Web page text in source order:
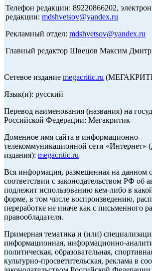
Телефон редакции: 89220866202,
редакции: mdshvetsov@yandex.ru
Рекламный отдел: mdshvetsov@yandex.ru
Главный редактор Швецов Максим
Сетевое издание megacritic.ru
Язык(и): русский
Перевод наименования (названия) на
Российской Федерации: Мегакритик
Доменное имя сайта в информационно-
телекоммуникационной сети «Интернет»
издания): megacritic.ru
Вся информация, размещенная на данном
соответствии с законодательством РФ об
подлежит использованию кем-либо в
форме, в том числе воспроизведению,
переработке не иначе как с письменного
правообладателя.
Примерная тематика и (или)
информационная, информационно-
политическая, образовательная,
культурно-просветительская, реклама в